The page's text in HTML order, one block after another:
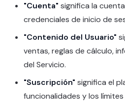
"Cuenta" significa la
credenciales de inicio de
"Contenido del Usuario"
ventas, reglas de cálculo,
del Servicio.
"Suscripción" significa el
funcionalidades y los